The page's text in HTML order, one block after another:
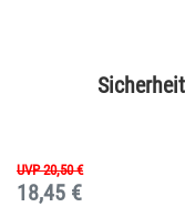
UVP 20,50 €
18,45 €